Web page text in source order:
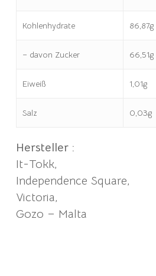
Kohlenhydrate 86,87g
– davon Zucker 66,51g
Eiweiß 1,01g
Salz 0,03g
Hersteller :
It-Tokk,
Independence Square,
Victoria,
Gozo – Malta